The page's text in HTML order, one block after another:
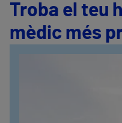
Troba el teu
mèdic més